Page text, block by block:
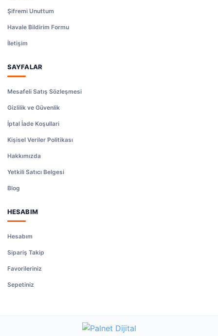
Şifremi Unuttum
Havale Bildirim Formu
İletişim
SAYFALAR
Mesafeli Satış Sözleşmesi
Gizlilik ve Güvenlik
İptal İade Koşullari
Kişisel Veriler Politikası
Hakkımızda
Yetkili Satıcı Belgesi
Blog
HESABIM
Hesabım
Sipariş Takip
Favorileriniz
Sepetiniz